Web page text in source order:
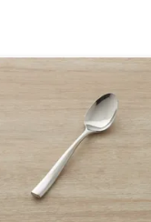
lavavajillas,Duradero
diferentes, otras
tienen:
productos para
productos para
tecnología,